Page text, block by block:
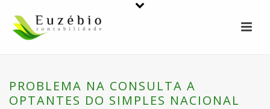
PROBLEMA NA CONSULTA A
OPTANTES DO SIMPLES NACIONAL